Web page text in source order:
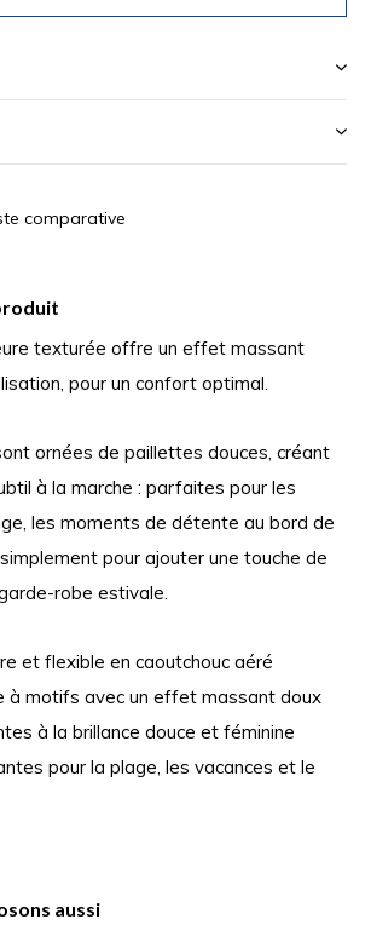
comparative
texturée offre un effet massant
pour un confort optimal.
ornées de paillettes douces, créant
à la marche : parfaites pour les
les moments de détente au bord de
pour ajouter une touche de
robe estivale.
et flexible en caoutchouc aéré
à motifs avec un effet massant doux
à la brillance douce et féminine
pour la plage, les vacances et le
aussi